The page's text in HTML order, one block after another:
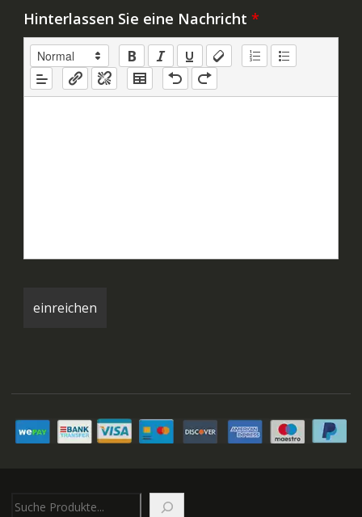
Hinterlassen Sie eine Nachricht *